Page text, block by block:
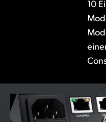
10